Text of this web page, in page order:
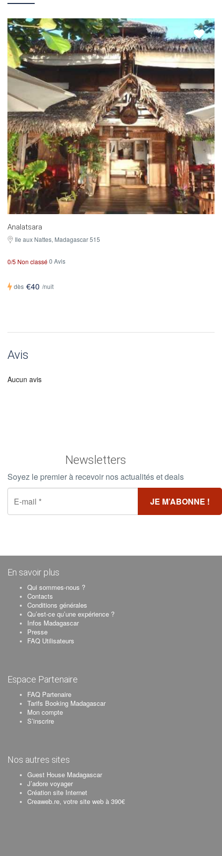
Analatsara
Ile aux Nattes, Madagascar 515
0/5 Non classé0 Avis
dès €40 /nuit
Avis
Aucun avis
Newsletters
Soyez le premier à recevoir nos actualités et deals
En savoir plus
Qui sommes-nous ?
Contacts
Conditions générales
Qu’est-ce qu’une expérience ?
Infos Madagascar
Presse
FAQ Utilisateurs
Espace Partenaire
FAQ Partenaire
Tarifs Booking Madagascar
Mon compte
S’inscrire
Nos autres sites
Guest House Madagascar
J’adore voyager
Création site Internet
Creaweb.re, votre site web à 390€